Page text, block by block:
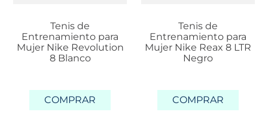
Tenis de
Entrenamiento para
Mujer Nike Revolution
8 Blanco
COMPRAR
Tenis de
Entrenamiento para
Mujer Nike Reax 8 LTR
Negro
COMPRAR